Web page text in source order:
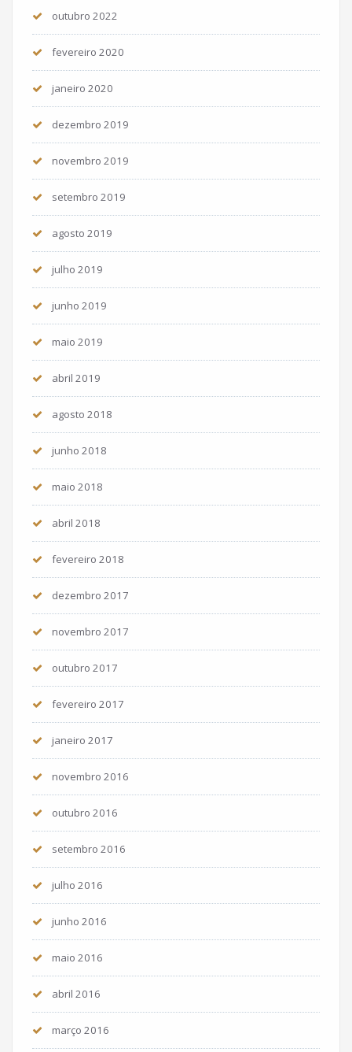
outubro 2022
fevereiro 2020
janeiro 2020
dezembro 2019
novembro 2019
setembro 2019
agosto 2019
julho 2019
junho 2019
maio 2019
abril 2019
agosto 2018
junho 2018
maio 2018
abril 2018
fevereiro 2018
dezembro 2017
novembro 2017
outubro 2017
fevereiro 2017
janeiro 2017
novembro 2016
outubro 2016
setembro 2016
julho 2016
junho 2016
maio 2016
abril 2016
março 2016